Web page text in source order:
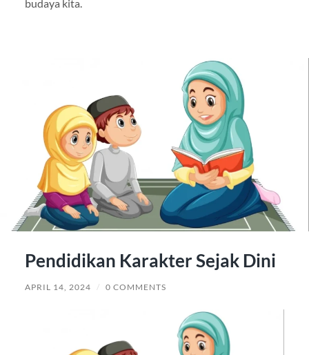
budaya kita.
Pendidikan Karakter Sejak Dini
APRIL 14, 2024 / 0 COMMENTS